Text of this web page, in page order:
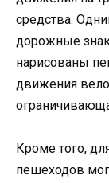
средства.
дорожные
нарисованы
движения
Кроме того,
пешеходов